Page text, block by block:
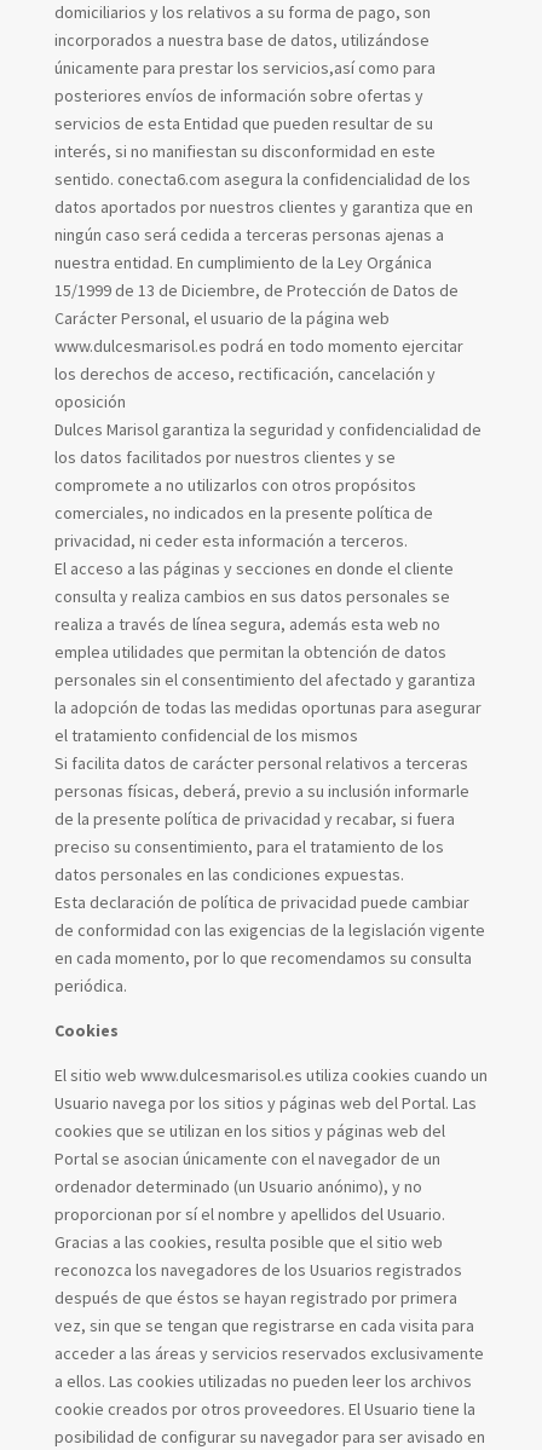
domiciliarios y los relativos a su forma de pago, son
incorporados a nuestra base de datos, utilizándose
únicamente para prestar los servicios,así como para
posteriores envíos de información sobre ofertas y
servicios de esta Entidad que pueden resultar de su
interés, si no manifiestan su disconformidad en este
sentido. conecta6.com asegura la confidencialidad de los
datos aportados por nuestros clientes y garantiza que en
ningún caso será cedida a terceras personas ajenas a
nuestra entidad. En cumplimiento de la Ley Orgánica
15/1999 de 13 de Diciembre, de Protección de Datos de
Carácter Personal, el usuario de la página web
www.dulcesmarisol.es podrá en todo momento ejercitar
los derechos de acceso, rectificación, cancelación y
oposición
Dulces Marisol garantiza la seguridad y confidencialidad de
los datos facilitados por nuestros clientes y se
compromete a no utilizarlos con otros propósitos
comerciales, no indicados en la presente política de
privacidad, ni ceder esta información a terceros.
El acceso a las páginas y secciones en donde el cliente
consulta y realiza cambios en sus datos personales se
realiza a través de línea segura, además esta web no
emplea utilidades que permitan la obtención de datos
personales sin el consentimiento del afectado y garantiza
la adopción de todas las medidas oportunas para asegurar
el tratamiento confidencial de los mismos
Si facilita datos de carácter personal relativos a terceras
personas físicas, deberá, previo a su inclusión informarle
de la presente política de privacidad y recabar, si fuera
preciso su consentimiento, para el tratamiento de los
datos personales en las condiciones expuestas.
Esta declaración de política de privacidad puede cambiar
de conformidad con las exigencias de la legislación vigente
en cada momento, por lo que recomendamos su consulta
periódica.
Cookies
El sitio web www.dulcesmarisol.es utiliza cookies cuando un
Usuario navega por los sitios y páginas web del Portal. Las
cookies que se utilizan en los sitios y páginas web del
Portal se asocian únicamente con el navegador de un
ordenador determinado (un Usuario anónimo), y no
proporcionan por sí el nombre y apellidos del Usuario.
Gracias a las cookies, resulta posible que el sitio web
reconozca los navegadores de los Usuarios registrados
después de que éstos se hayan registrado por primera
vez, sin que se tengan que registrarse en cada visita para
acceder a las áreas y servicios reservados exclusivamente
a ellos. Las cookies utilizadas no pueden leer los archivos
cookie creados por otros proveedores. El Usuario tiene la
posibilidad de configurar su navegador para ser avisado en